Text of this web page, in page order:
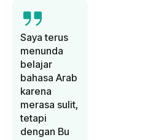
Saya terus
menunda
belajar
bahasa Arab
karena
merasa sulit,
tetapi
dengan Bu